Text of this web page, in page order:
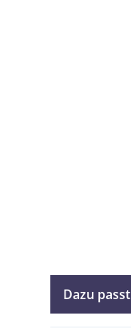
Dazu passt